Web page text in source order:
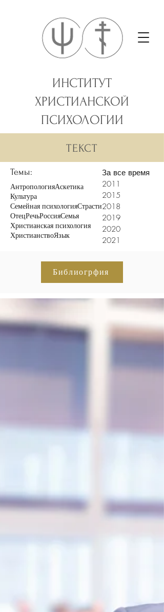
ИНСТИТУТ
ХРИСТИАНСКОЙ
ПСИХОЛОГИИ
ТЕКСТ
АнтропологияАскетика
Культура
Семейная психологияСтрасти
ОтецРечьРоссияСемья
Христианская психология
ХристианствоЯзык
За все время
2011
2015
2018
2019
2020
2021
Темы:
Библиогрфия